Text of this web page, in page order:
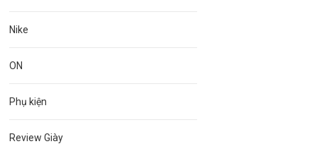
Nike
ON
Phụ kiện
Review Giày